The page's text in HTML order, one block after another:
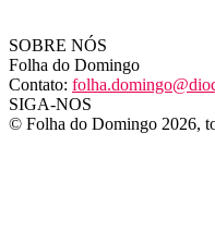
SOBRE NÓS
Folha do Domingo
Contato:
SIGA-NOS
© Folha do Domingo 2026,